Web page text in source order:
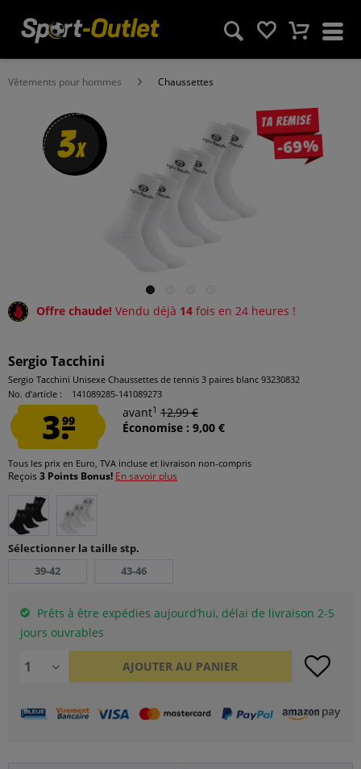
Vêtements pour hommes Chaussettes
Ta remise
-69%
3x
Offre chaude! Vendu déjà 14 fois en 24 heures !
Sergio Tacchini
Sergio Tacchini Unisexe Chaussettes de tennis 3 paires blanc 93230832
No. d’article :
141089285-141089273
3.99
avant1 12,99 €
Économise : 9,00 €
Tous les prix en Euro, TVA incluse et livraison non-compris
Reçois 3 Points Bonus! En savoir plus
Sélectionner la taille stp.
39-42
43-46
Prêts à être expédies aujourd’hui, délai de livraison 2-5
jours ouvrables
AJOUTER AU PANIER